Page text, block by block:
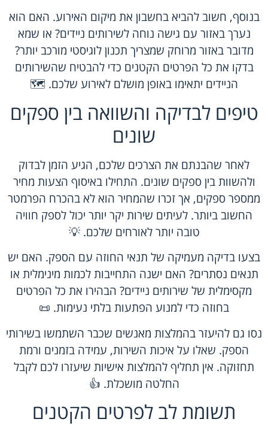
בנוסף, חשוב להביא בחשבון את מיקום האירוע. האם הוא
נערך באזור עם גישה נוחה לשירותים ניידים? או שמא
מדובר באזור מרוחק שמצריך תכנון לוגיסטי מורכב יותר?
בדקו את כל הפרטים הקטנים כדי להבטיח שהשירותים
הניידים יתאימו באופן מושלם לאירוע שלכם. 🗺️
טיפים לבדיקה והשוואה בין ספקים
שונים
לאחר שהבנתם את הצרכים שלכם, הגיע הזמן לבדוק
ולהשוות בין ספקים שונים. התחילו באיסוף הצעות מחיר
ממספר ספקים, אך זכרו שהמחיר הוא לא בהכרח הפרמטר
החשוב ביותר. לעיתים שירות יקר יותר יכול לספק חוויה
טובה יותר לאורחים שלכם. 💡
בצעו בדיקה מעמיקה של תנאי החוזה עם הספק. האם יש
תנאים נסתרים? האם ישנה התחייבות לכמות מינימלית או
מקסימלית של שירותים ניידים? הבהירו את כל הפרטים
בחוזה כדי למנוע הפתעות בלתי נעימות. 📜
נסו גם להיעזר בהמלצות מאנשים שכבר השתמשו בשירותי
הספק. שאלו על איכות השירות, עמידה בזמנים ורמת
תחזוקה. אין תחליף להמלצות אישיות שיעזרו לכם לקבל
החלטה מושכלת. 👍
תשומת לב לפרטים הקטנים